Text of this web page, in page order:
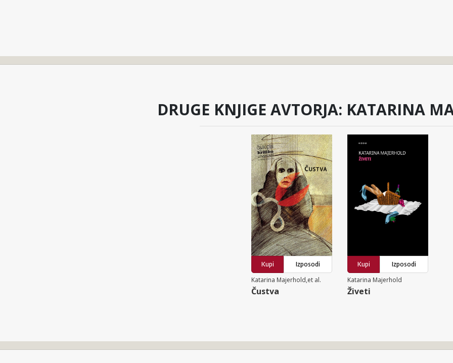
DRUGE KNJIGE AVTORJA: KATARINA
Kupi
Izposodi
Katarina Majerhold,et al.
Čustva
Kupi
Izposodi
Katarina Majerhold
Živeti